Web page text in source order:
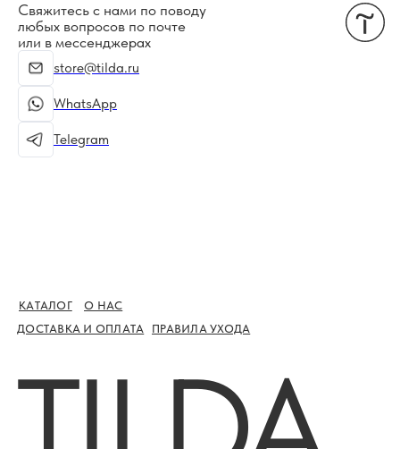
ПРАВИЛА УХОДА
ДОСТАВКА И ОПЛАТА
О НАС
КАТАЛОГ
Свяжитесь с нами по поводу
любых вопросов по почте
или в мессенджерах
store@tilda.ru
WhatsApp
Telegram
TILDA
STORE